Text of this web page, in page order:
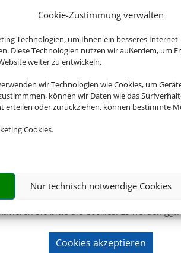
Cookie-Zustimmung verwalten
Technologien, um Ihnen ein besseres
Diese Technologien nutzen wir außerdem, um
weiter zu entwickeln.
wir Technologien wie Cookies, um
können wir Daten wie das
erteilen oder zurückziehen, können bestimmte
Cookies.
Nur technisch notwendige Cookies
brauchen Ihre
Cookies akzeptieren